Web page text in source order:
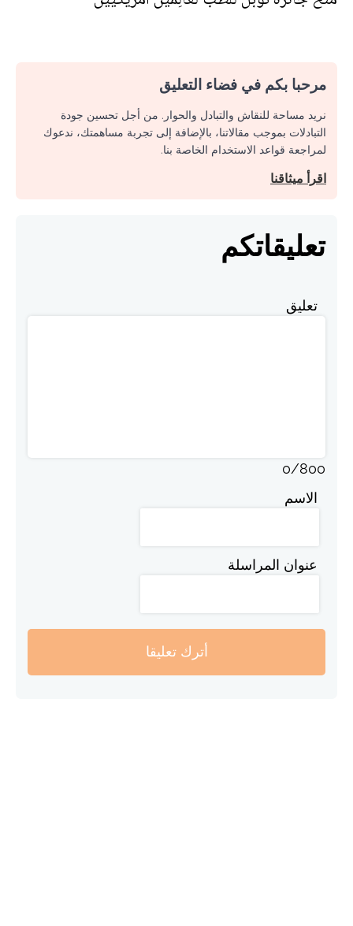
مرحبا بكم في فضاء التعليق
نريد مساحة للنقاش والتبادل والحوار. من أجل تحسين جودة
التبادلات بموجب مقالاتنا، بالإضافة إلى تجربة مساهمتك، ندعوك
لمراجعة قواعد الاستخدام الخاصة بنا.
اقرأ ميثاقنا
تعليقاتكم
تعليق
0/800
الاسم
عنوان المراسلة
أترك تعليقا